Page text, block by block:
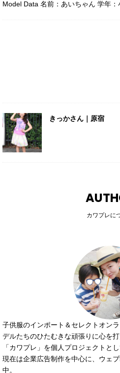
Model Data 名前：あいちゃん 学年
きっかさん｜原宿
カワプレに
子供服のインポート＆セレクトオン
デルたちのひたむきな頑張りに心を
「カワプレ」を個人プロジェクトとし
現在は企業広告制作を中心に、ウェ
中。